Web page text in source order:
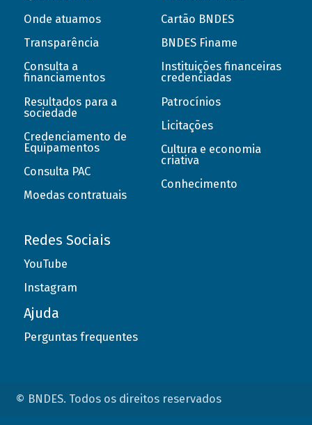
Onde atuamos
Transparência
Consulta a
financiamentos
Resultados para a
sociedade
Credenciamento de
Equipamentos
Consulta PAC
Moedas contratuais
Cartão BNDES
BNDES Finame
Instituições financeiras
credenciadas
Patrocínios
Licitações
Cultura e economia
criativa
Conhecimento
Redes Sociais
YouTube
Instagram
Ajuda
Perguntas frequentes
© BNDES. Todos os direitos reservados